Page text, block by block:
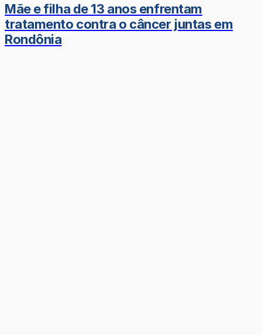
Mãe e filha de 13 anos enfrentam
tratamento contra o câncer juntas em
Rondônia